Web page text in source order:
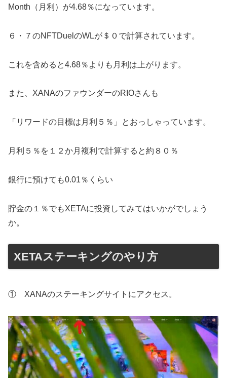
Month（月利）が4.68％になっています。
６・７のNFTDuelのWLが＄０で計算されています。
これを含めると4.68％よりも月利は上がります。
また、XANAのファウンダーのRIOさんも
「リワードの目標は月利５％」とおっしゃっています。
月利５％を１２か月複利で計算すると約８０％
銀行に預けても0.01％くらい
貯金の１％でもXETAに投資してみてはいかがでしょう
か。
XETAステーキングのやり方
① XANAのステーキングサイトにアクセス。